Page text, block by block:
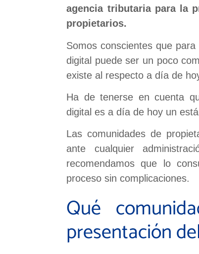
agencia tributaria para la
propietarios.
Somos conscientes que
digital puede ser un poco
existe al respecto a día de
Ha de tenerse en cuenta
digital es a día de hoy un
Las comunidades de
ante cualquier
recomendamos que lo
proceso sin complicaciones.
Qué
presentación